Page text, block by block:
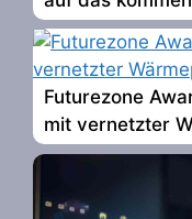
Futurezone
mit vernetzter